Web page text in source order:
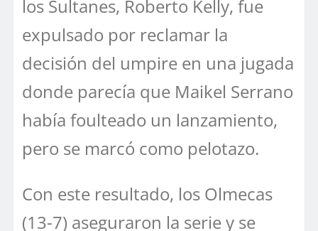
los Sultanes, Roberto Kelly, fue
expulsado por reclamar la
decisión del umpire en una jugada
donde parecía que Maikel Serrano
había foulteado un lanzamiento,
pero se marcó como pelotazo.
Con este resultado, los Olmecas
(13-7) aseguraron la serie y se